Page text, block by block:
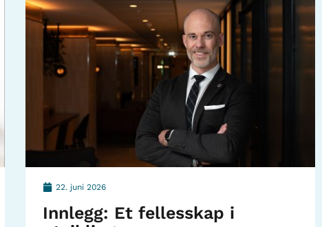
22. juni 2026
Innlegg: Et fellesskap i